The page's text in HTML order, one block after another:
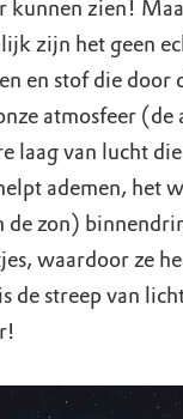
kunnen zien!
zijn het geen
en stof die door
atmosfeer (de
laag van lucht
ademen, het
de zon)
waardoor ze
de streep van